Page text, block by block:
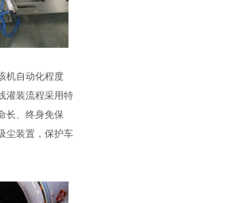
机自动化程度
灌装流程采用特
长、终身免保
尘装置，保护车